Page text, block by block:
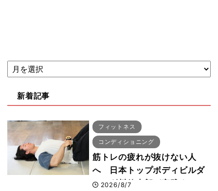
新着記事
フィットネス
コンディショニング
筋トレの疲れが抜けない人
へ 日本トップボディビルダ
ー・刈川啓志郎が実践する
2026/8/7